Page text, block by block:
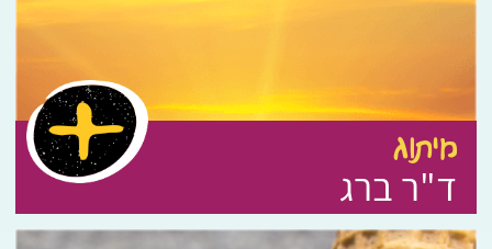
מיתוג
ד"ר ברג